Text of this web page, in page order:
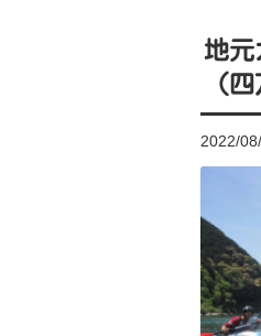
地元
（
2022/